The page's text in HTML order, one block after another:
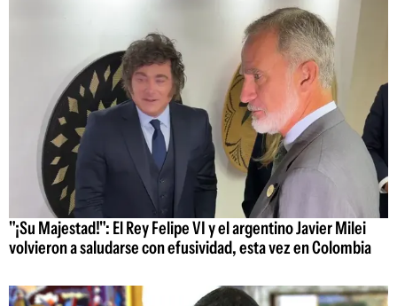
"¡Su Majestad!": El Rey Felipe VI y el argentino Javier Milei
volvieron a saludarse con efusividad, esta vez en Colombia